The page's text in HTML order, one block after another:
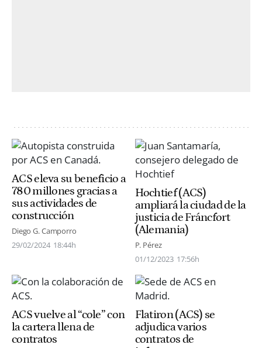
ACS eleva su beneficio a
780 millones gracias a
sus actividades de
construcción
Diego G. Camporro
29/02/2024 18:44h
Hochtief (ACS)
ampliará la ciudad de la
justicia de Fráncfort
(Alemania)
P. Pérez
01/12/2023 17:56h
ACS vuelve al “cole” con
la cartera llena de
contratos
Flatiron (ACS) se
adjudica varios
contratos de